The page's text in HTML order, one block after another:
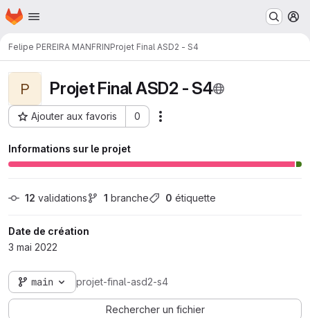
Passer au contenu principal
Page d'accueil
Felipe PEREIRA MANFRINProjet Final ASD2 - S4
P Projet Final ASD2 - S4
Ajouter aux favoris 0
ID du projet : 1370
Informations sur le projet
12 validations 1 branche 0 étiquette
Date de création
3 mai 2022
main projet-final-asd2-s4
Rechercher un fichier